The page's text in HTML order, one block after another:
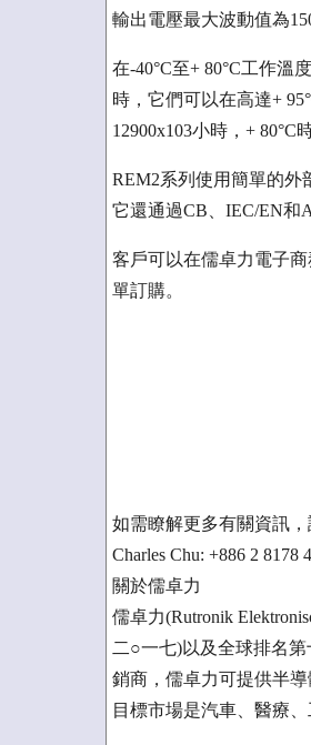
輸出電壓最大波動值為
在-40°C至+ 80°C工作溫
時，它們可以在高達+
12900x103小時，+ 80°C
REM2系列使用簡單的外
它還通過CB、IEC/EN和
客戶可以在儒卓力電子
單訂購。
如需瞭解更多有關資訊，
Charles Chu: +886 2 8178
關於儒卓力
儒卓力(Rutronik
二○一七)以及全球排名
銷商，儒卓力可提供半
目標市場是汽車、醫療